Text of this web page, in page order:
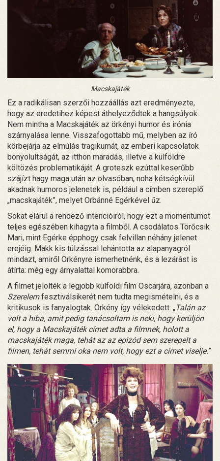
Macskajáték
Ez a radikálisan szerzői hozzáállás azt eredményezte,
hogy az eredetihez képest áthelyeződtek a hangsúlyok.
Nem mintha a Macskajáték az örkényi humor és irónia
szárnyalása lenne. Visszafogottabb mű, melyben az író
körbejárja az elmúlás tragikumát, az emberi kapcsolatok
bonyolultságát, az itthon maradás, illetve a külföldre
költözés problematikáját. A groteszk ezúttal keserűbb
szájízt hagy maga után az olvasóban, noha kétségkívül
akadnak humoros jelenetek is, például a címben szereplő
„macskajáték”, melyet Orbánné Egérkével űz.
Sokat elárul a rendező intencióiról, hogy ezt a momentumot
teljes egészében kihagyta a filmből. A csodálatos Törőcsik
Mari, mint Egérke épphogy csak felvillan néhány jelenet
erejéig. Makk kis túlzással lehántotta az alapanyagról
mindazt, amiről Örkényre ismerhetnénk, és a lezárást is
átírta: még egy árnyalattal komorabbra.
A filmet jelölték a legjobb külföldi film Oscarjára, azonban a
Szerelemfesztiválsikerét nem tudta megismételni, és a
kritikusok is fanyalogtak. Örkény így vélekedett: „Talán az
volt a hiba, amit pedig tanácsoltam is neki, hogy kerüljön
el, hogy a Macskajáték címet adta a filmnek, holott a
macskajáték maga, tehát az az epizód sem szerepelt a
filmen, tehát semmi oka nem volt, hogy ezt a címet viselje.”